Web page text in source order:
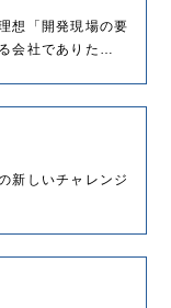
想「開発現場の要
会社でありた…
新しいチャレンジ